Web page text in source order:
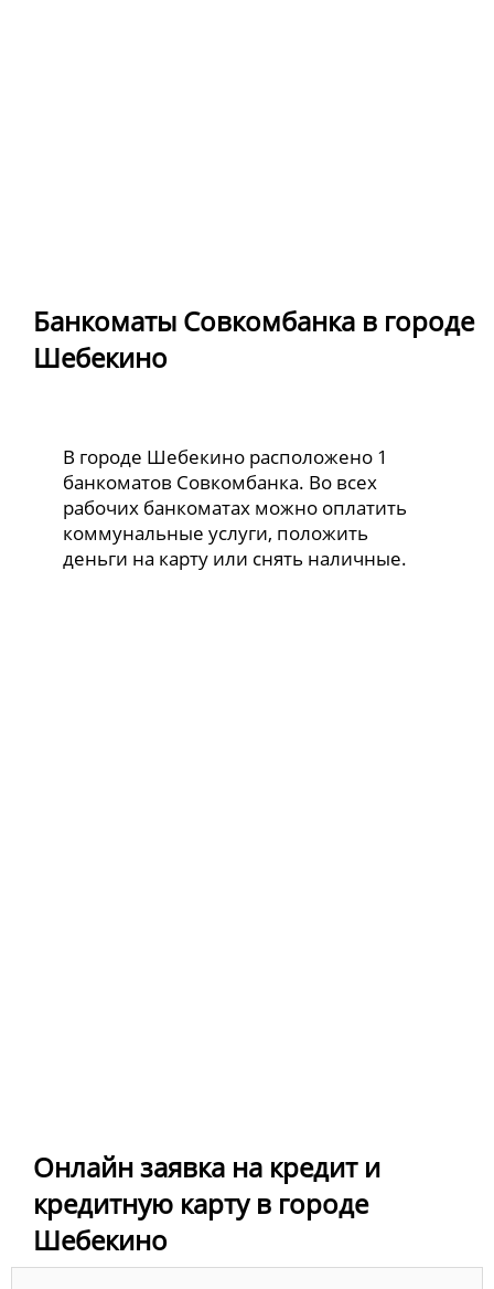
Банкоматы Совкомбанка в городе
Шебекино
В городе Шебекино расположено 1
банкоматов Совкомбанка. Во всех
рабочих банкоматах можно оплатить
коммунальные услуги, положить
деньги на карту или снять наличные.
Онлайн заявка на кредит и
кредитную карту в городе
Шебекино